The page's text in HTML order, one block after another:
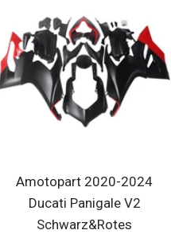
Amotopart 2020-2024
Ducati Panigale V2
Schwarz&Rotes